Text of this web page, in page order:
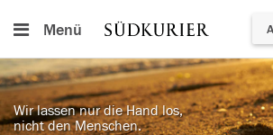
Menü
Wir lassen nur die Hand los,
nicht den Menschen.